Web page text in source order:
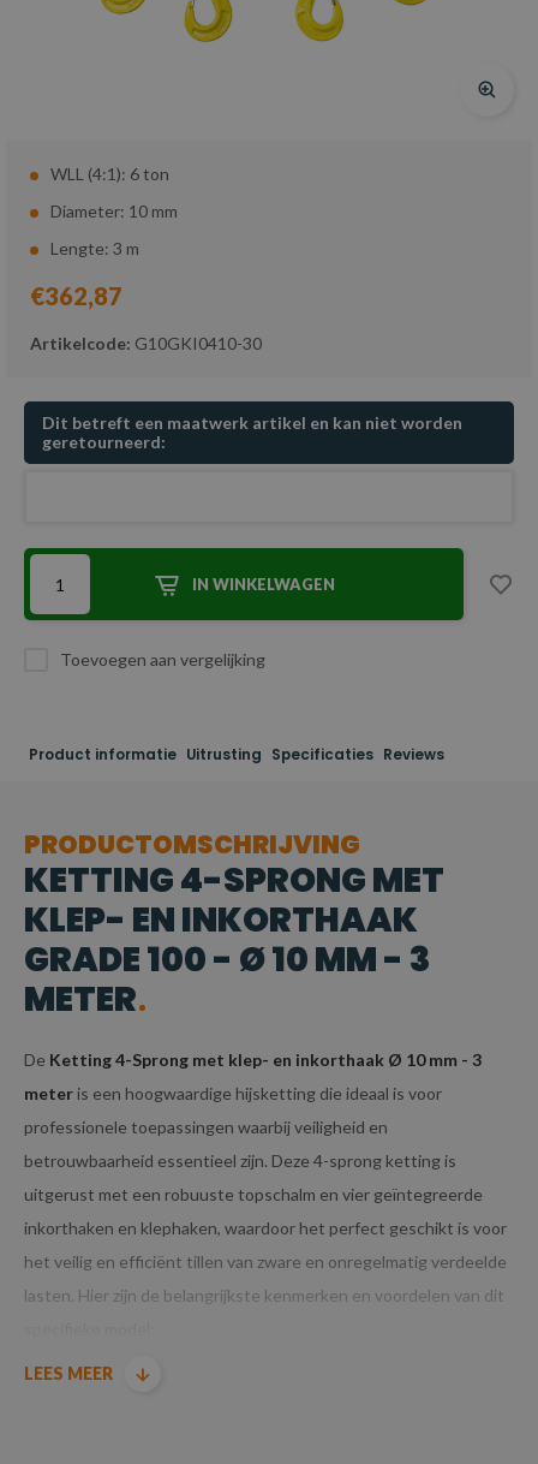
WLL (4:1): 6 ton
Diameter: 10 mm
Lengte: 3 m
€362,87
Artikelcode: G10GKI0410-30
Dit betreft een maatwerk artikel en kan niet worden
geretourneerd:
IN WINKELWAGEN
Toevoegen aan vergelijking
Product informatie Uitrusting Specificaties Reviews
PRODUCTOMSCHRIJVING
KETTING 4-SPRONG MET
KLEP- EN INKORTHAAK
GRADE 100 - Ø 10 MM - 3
METER
De Ketting 4-Sprong met klep- en inkorthaak Ø 10 mm - 3
meteris een hoogwaardige hijsketting die ideaal is voor
professionele toepassingen waarbij veiligheid en
betrouwbaarheid essentieel zijn. Deze 4-sprong ketting is
uitgerust met een robuuste topschalm en vier geïntegreerde
inkorthaken en klephaken, waardoor het perfect geschikt is voor
het veilig en efficiënt tillen van zware en onregelmatig verdeelde
lasten. Hier zijn de belangrijkste kenmerken en voordelen van dit
KENMERKEN VAN KETTING 4-SPRONG MET
LEES MEER